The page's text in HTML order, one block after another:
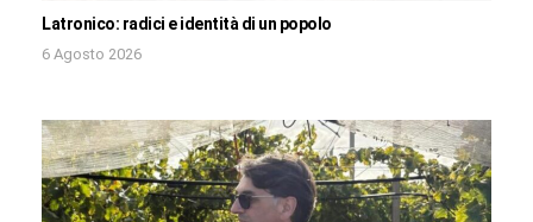
Latronico: radici e identità di un popolo
6 Agosto 2026